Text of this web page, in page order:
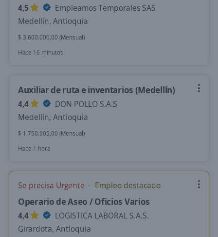
4,5
Empleamos Temporales SAS
Medellín, Antioquia
$ 3.600.000,00 (Mensual)
Hace 16 minutos
Auxiliar de ruta e inventarios (Medellín)
4,4
DON POLLO S.A.S
Medellín, Antioquia
$ 1.750.905,00 (Mensual)
Hace 1 hora
Se precisa Urgente Empleo destacado
Operario de Aseo / Oficios Varios
4,4
LOGISTICA LABORAL S.A.S.
Girardota, Antioquia